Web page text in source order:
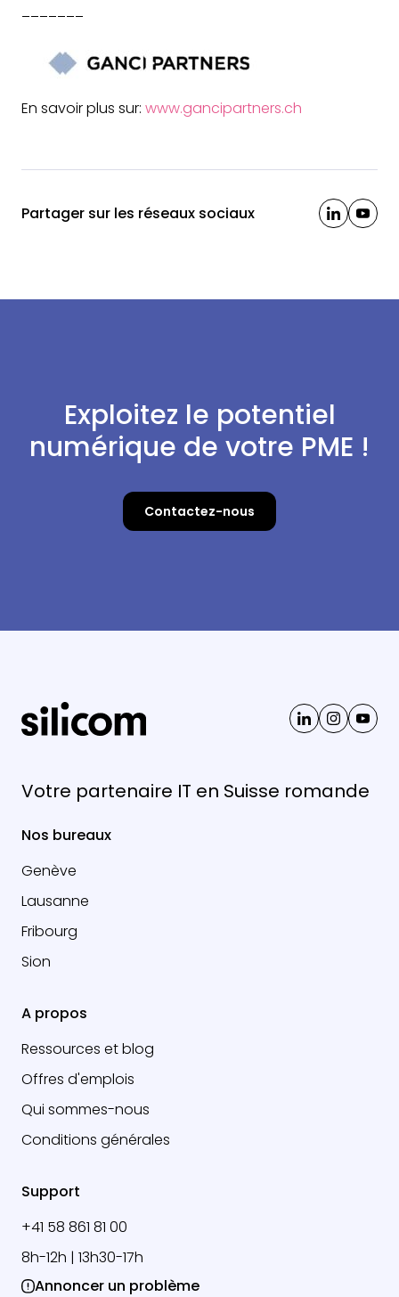
En savoir plus sur: www.gancipartners.ch
Partager sur les réseaux sociaux
Exploitez le potentiel
numérique de votre PME !
Contactez-nous
Votre partenaire IT en Suisse romande
Nos bureaux
Genève
Lausanne
Fribourg
Sion
A propos
Ressources et blog
Offres d'emplois
Qui sommes-nous
Conditions générales
Support
+41 58 861 81 00
8h-12h | 13h30-17h
Annoncer un problème